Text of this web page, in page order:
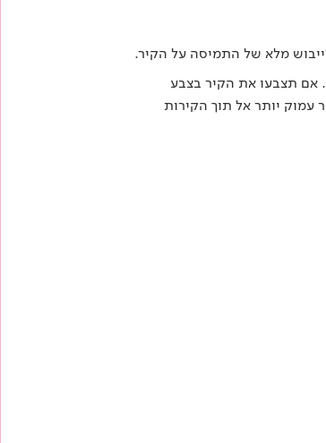
מלא של התמיסה על הקיר.
אם תצבעו את הקיר בצבע
עמוק יותר אל תוך הקירות